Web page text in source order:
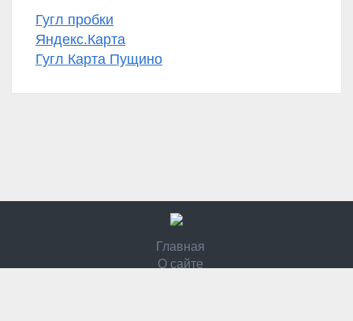
Гугл пробки
Яндекс.Карта
Гугл Карта Пущино
Главная
О сайте